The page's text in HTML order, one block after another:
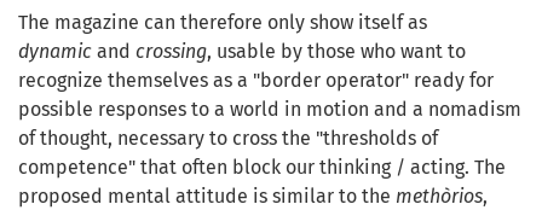
The magazine can therefore only show itself as
dynamic and crossing, usable by those who want to
recognize themselves as a "border operator" ready for
possible responses to a world in motion and a nomadism
of thought, necessary to cross the "thresholds of
competence" that often block our thinking / acting. The
proposed mental attitude is similar to the methòrios,